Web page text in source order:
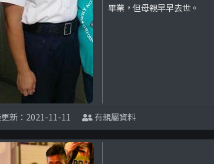
畢業，但母親早早去世。
新：2021-11-11 有親屬資料